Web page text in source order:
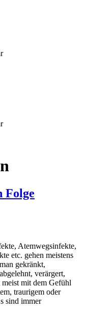
Folge
Atemwegsinfekte,
etc. gehen meistens
gekränkt,
verärgert,
mit dem Gefühl
traurigem oder
sind immer